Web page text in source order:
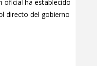
oficial ha establecido
directo del gobierno